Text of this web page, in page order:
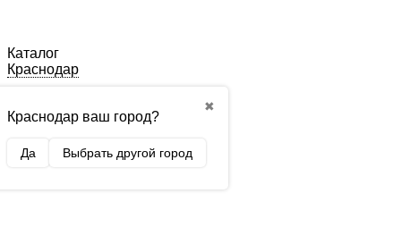
Каталог
Краснодар
✖
Краснодар ваш город?
Да Выбрать другой город